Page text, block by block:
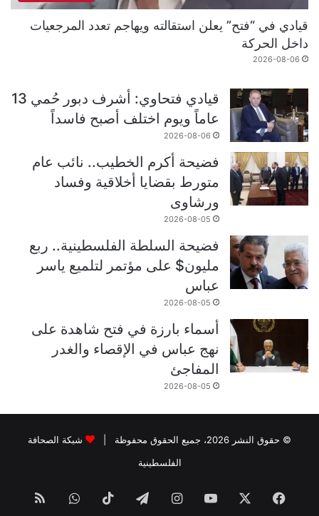
قيادي في “فتح” يعلن استقالته ويهاجم تعدد المرجعيات
داخل الحركة
2026-08-06
قيادي فتحاوي: أشرف دبور حُمي 13
عاماً ويوم اختلف أصبح فاسداً
2026-08-06
فضيحة أكرم الخطيب.. نائب عام
متورط بقضايا أخلاقية وفساد
ورشاوى
2026-08-05
فضيحة السلطة الفلسطينية.. ربع
مليون$ على مؤتمر لتلميع ياسر
عباس
2026-08-05
أسماء بارزة في فتح شاهدة على
نهج عباس في الإقصاء والغدر
المفاجئ
2026-08-05
© حقوق النشر 2026، جميع الحقوق محفوظة |
شبكة الصحافة
الفلسطينية
فيسبوك ‫YouTubeانستقرامتيلقرام ‫TikTokواتسابملخص